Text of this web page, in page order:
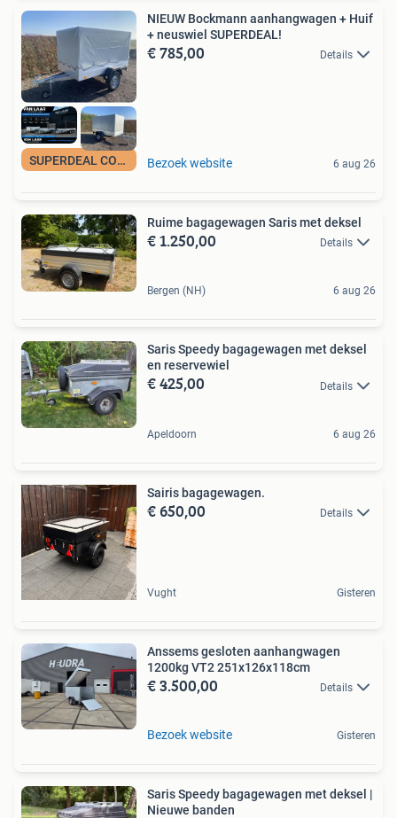
SUPERDEAL COMPLEET
NIEUW Bockmann aanhangwagen + Huif
+ neuswiel SUPERDEAL!
€ 785,00 Details
Bezoek website 6 aug 26
Ruime bagagewagen Saris met deksel
€ 1.250,00 Details
Bergen (NH) 6 aug 26
Saris Speedy bagagewagen met deksel
en reservewiel
€ 425,00 Details
Apeldoorn 6 aug 26
Sairis bagagewagen.
€ 650,00 Details
Vught Gisteren
Anssems gesloten aanhangwagen
1200kg VT2 251x126x118cm
€ 3.500,00 Details
Bezoek website Gisteren
Saris Speedy bagagewagen met deksel |
Nieuwe banden